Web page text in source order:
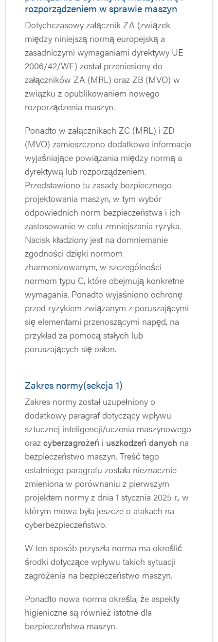
rozporządzeniem w sprawie maszyn
Dotychczasowy załącznik ZA (związek
między niniejszą normą europejską a
zasadniczymi wymaganiami dyrektywy UE
2006/42/WE) został przeniesiony do
załączników ZA (MRL) oraz ZB (MVO) w
związku z opublikowaniem nowego
rozporządzenia maszyn.
Ponadto w załącznikach ZC (MRL) i ZD
(MVO) zamieszczono dodatkowe informacje
wyjaśniające powiązania między normą a
dyrektywą lub rozporządzeniem.
Przedstawiono tu zasady bezpiecznego
projektowania maszyn, w tym wybór
odpowiednich norm bezpieczeństwa i ich
zastosowanie w celu zmniejszania ryzyka.
Nacisk kładziony jest na domniemanie
zgodności dzięki normom
zharmonizowanym, w szczególności
normom typu C, które obejmują konkretne
wymagania. Ponadto wyjaśniono ochronę
przed ryzykiem związanym z poruszającymi
się elementami przenoszącymi napęd, na
przykład za pomocą stałych lub
poruszających się osłon.
Zakres normy(sekcja 1)
Zakres normy został uzupełniony o
dodatkowy paragraf dotyczący wpływu
sztucznej inteligencji/uczenia maszynowego
oraz cyberzagrożeń i uszkodzeń danych na
bezpieczeństwo maszyn. Treść tego
ostatniego paragrafu została nieznacznie
zmieniona w porównaniu z pierwszym
projektem normy z dnia 1 stycznia 2025 r., w
którym mowa była jeszcze o atakach na
cyberbezpieczeństwo.
W ten sposób przyszła norma ma określić
środki dotyczące wpływu takich sytuacji
zagrożenia na bezpieczeństwo maszyn.
Ponadto nowa norma określa, że aspekty
higieniczne są również istotne dla
bezpieczeństwa maszyn.